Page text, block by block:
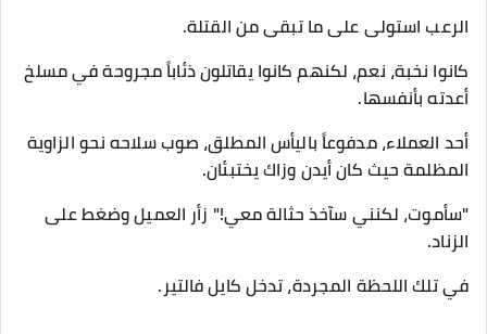
​الرعب استولى على ما تبقى من القتلة.
كانوا نخبة، نعم، لكنهم كانوا يقاتلون ذئاباً مجروحة في مسلخ
أعدته بأنفسها.
​أحد العملاء، مدفوعاً باليأس المطلق، صوب سلاحه نحو الزاوية
المظلمة حيث كان أيدن وزاك يختبئان.
​"سأموت، لكنني سآخذ حثالة معي!" زأر العميل وضغط على
الزناد.
​في تلك اللحظة المجردة، تدخل كايل فالتير.